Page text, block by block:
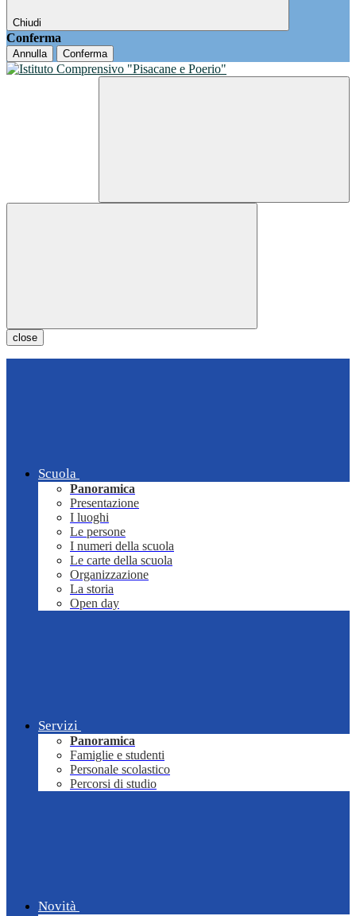
Chiudi
Conferma
Annulla Conferma
close
Scuola
Panoramica
Presentazione
I luoghi
Le persone
I numeri della scuola
Le carte della scuola
Organizzazione
La storia
Open day
Servizi
Panoramica
Famiglie e studenti
Personale scolastico
Percorsi di studio
Novità